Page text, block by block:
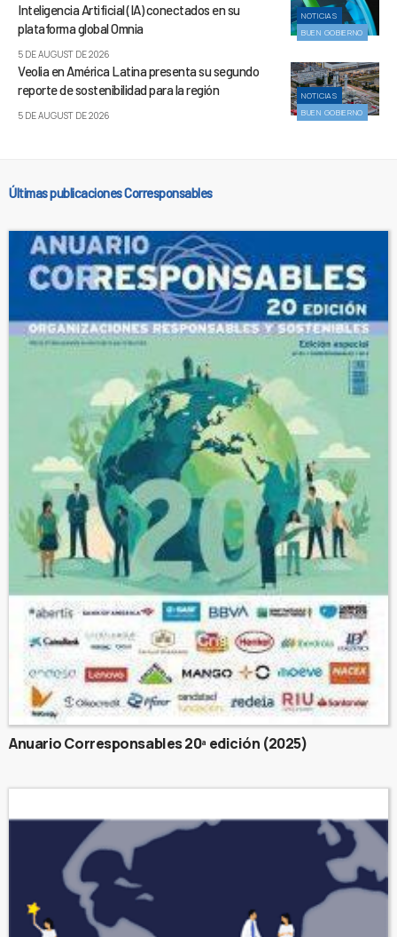
NOTICIAS
BUEN GOBIERNO
Inteligencia Artificial (IA) conectados en su
plataforma global Omnia
5 DE AUGUST DE 2026
NOTICIAS
BUEN GOBIERNO
Veolia en América Latina presenta su segundo
reporte de sostenibilidad para la región
5 DE AUGUST DE 2026
Últimas publicaciones Corresponsables
Anuario Corresponsables 20ª edición (2025)